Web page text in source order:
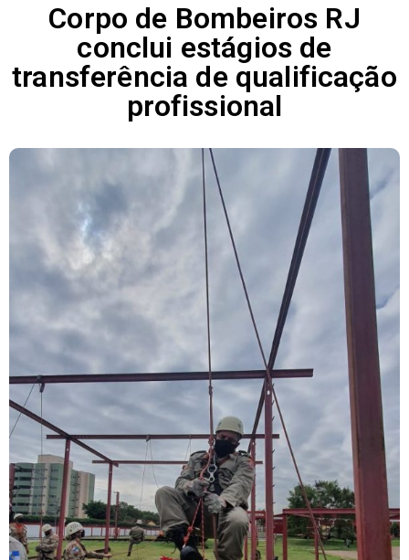
Corpo de Bombeiros RJ
conclui estágios de
transferência de qualificação
profissional